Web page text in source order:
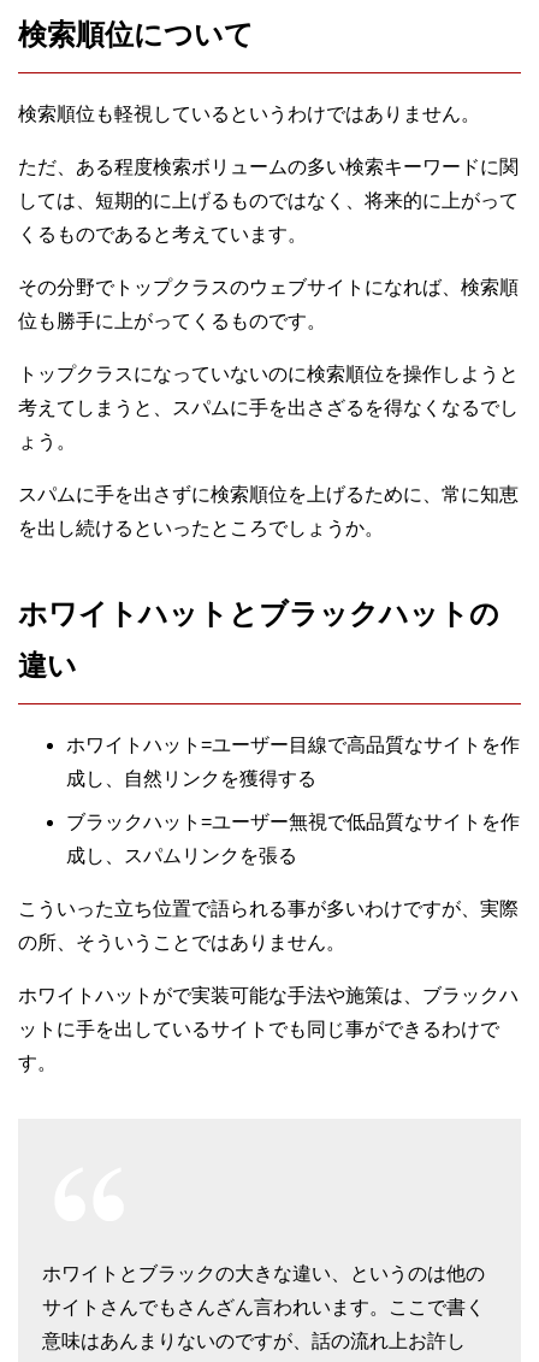
検索順位について
検索順位も軽視しているというわけではありません。
ただ、ある程度検索ボリュームの多い検索キーワードに関
しては、短期的に上げるものではなく、将来的に上がって
くるものであると考えています。
その分野でトップクラスのウェブサイトになれば、検索順
位も勝手に上がってくるものです。
トップクラスになっていないのに検索順位を操作しようと
考えてしまうと、スパムに手を出さざるを得なくなるでし
ょう。
スパムに手を出さずに検索順位を上げるために、常に知恵
を出し続けるといったところでしょうか。
ホワイトハットとブラックハットの
違い
ホワイトハット=ユーザー目線で高品質なサイトを作
成し、自然リンクを獲得する
ブラックハット=ユーザー無視で低品質なサイトを作
成し、スパムリンクを張る
こういった立ち位置で語られる事が多いわけですが、実際
の所、そういうことではありません。
ホワイトハットがで実装可能な手法や施策は、ブラックハ
ットに手を出しているサイトでも同じ事ができるわけで
す。
ホワイトとブラックの大きな違い、というのは他の
サイトさんでもさんざん言われいます。ここで書く
意味はあんまりないのですが、話の流れ上お許し